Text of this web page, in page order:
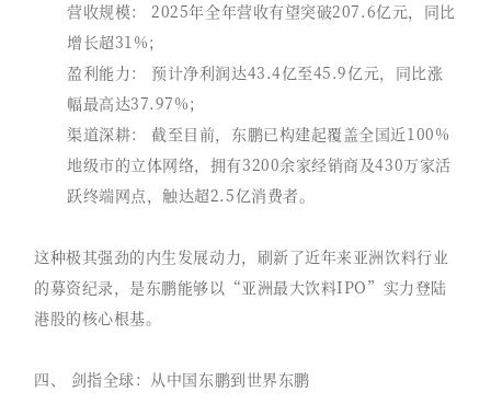
营收规模： 2025年全年营收有望突破207.6亿元，同比
增长超31%；
盈利能力： 预计净利润达43.4亿至45.9亿元，同比涨
幅最高达37.97%；
渠道深耕： 截至目前，东鹏已构建起覆盖全国近100%
地级市的立体网络，拥有3200余家经销商及430万家活
跃终端网点，触达超2.5亿消费者。
这种极其强劲的内生发展动力，刷新了近年来亚洲饮料行业
的募资纪录，是东鹏能够以“亚洲最大饮料IPO”实力登陆
港股的核心根基。
四、 剑指全球：从中国东鹏到世界东鹏